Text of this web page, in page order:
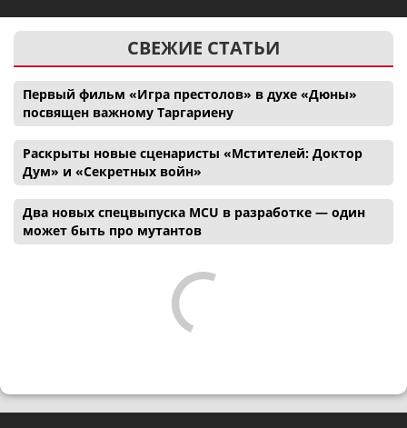
СВЕЖИЕ СТАТЬИ
Первый фильм «Игра престолов» в духе «Дюны»
посвящен важному Таргариену
Раскрыты новые сценаристы «Мстителей: Доктор
Дум» и «Секретных войн»
Два новых спецвыпуска MCU в разработке — один
может быть про мутантов